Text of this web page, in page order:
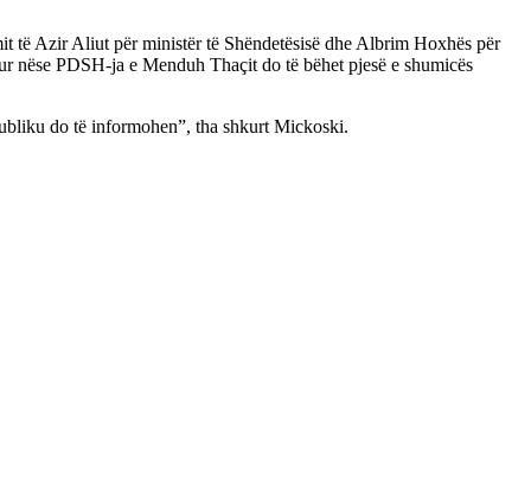
të Azir Aliut për ministër të Shëndetësisë dhe Albrim Hoxhës për
PDSH-ja e Menduh Thaçit do të bëhet pjesë e shumicës
do të informohen”, tha shkurt Mickoski.